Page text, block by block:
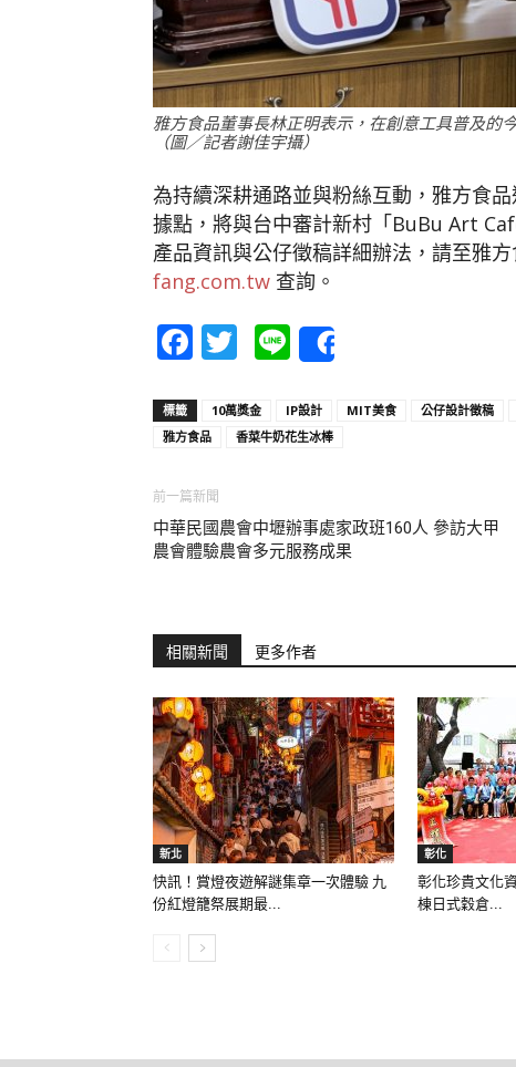
雅方食品董事長林正明表示，在創意工具普及的
（圖／記者謝佳宇攝）
為持續深耕通路並與粉絲互動，雅方食
據點，將與台中審計新村「BuBu Art
產品資訊與公仔徵稿詳細辦法，請至雅方
fang.com.tw 查詢。
Facebook
Twitter
Line
標籤 10萬獎金 IP設計 MIT美食 公仔設計徵稿
雅方食品
香菜牛奶花生冰棒
前一篇新聞
中華民國農會中壢辦事處家政班160人 參訪大甲
農會體驗農會多元服務成果
相關新聞 更多作者
新北
快訊！賞燈夜遊解謎集章一次體驗 九
份紅燈籠祭展期最...
彰化
彰化珍貴文化
棟日式穀倉...